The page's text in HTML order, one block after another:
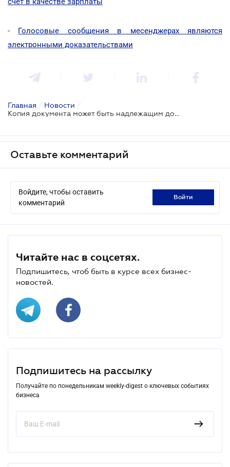
- Голосовые сообщения в месенджерах являются
электронными доказательствами
Главная / Новости /
Копия документа может быть надлежащим доказательством по делу при соблюдении двух условий
Оставьте комментарий
Войдите, чтобы оставить
комментарий
войти
Читайте нас в соцсетях.
Подпишитесь, чтоб быть в курсе всех бизнес-
новостей.
Подпишитесь на рассылку
Получайте по понедельникам weekly-digest о ключевых событиях
бизнеса